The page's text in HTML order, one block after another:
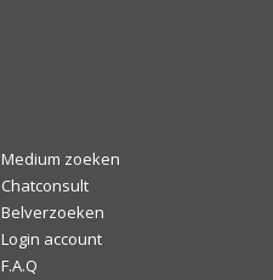
Medium zoeken
Chatconsult
Belverzoeken
Login account
F.A.Q